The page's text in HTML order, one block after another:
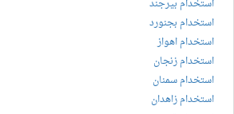
استخدام بیرجند
استخدام بجنورد
استخدام اهواز
استخدام زنجان
استخدام سمنان
استخدام زاهدان